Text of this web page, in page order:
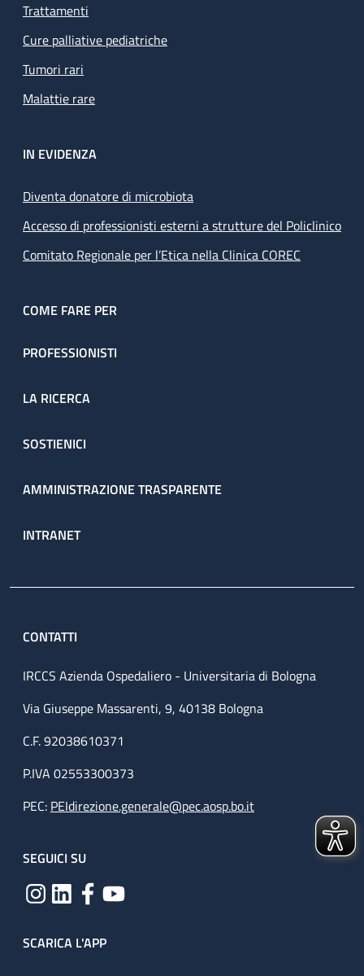
Trattamenti
Cure palliative pediatriche
Tumori rari
Malattie rare
IN EVIDENZA
Diventa donatore di microbiota
Accesso di professionisti esterni a strutture del Policlinico
Comitato Regionale per l’Etica nella Clinica COREC
COME FARE PER
PROFESSIONISTI
LA RICERCA
SOSTIENICI
AMMINISTRAZIONE TRASPARENTE
INTRANET
CONTATTI
IRCCS Azienda Ospedaliero - Universitaria di Bologna
Via Giuseppe Massarenti, 9, 40138 Bologna
C.F. 92038610371
P.IVA 02553300373
PEC: PEIdirezione.generale@pec.aosp.bo.it
SEGUICI SU
SCARICA L'APP